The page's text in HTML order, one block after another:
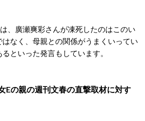
、廣瀬爽彩さんが凍死したのはこのい
はなく、母親との関係がうまくいってい
といった発言もしています。
Eの親の週刊文春の直撃取材に対す